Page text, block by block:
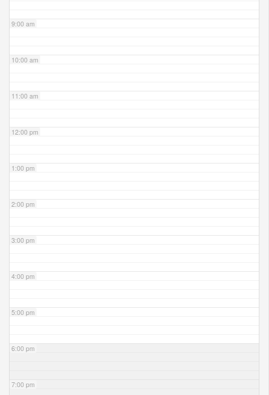
9:00 am
10:00 am
11:00 am
12:00 pm
1:00 pm
2:00 pm
3:00 pm
4:00 pm
5:00 pm
6:00 pm
7:00 pm